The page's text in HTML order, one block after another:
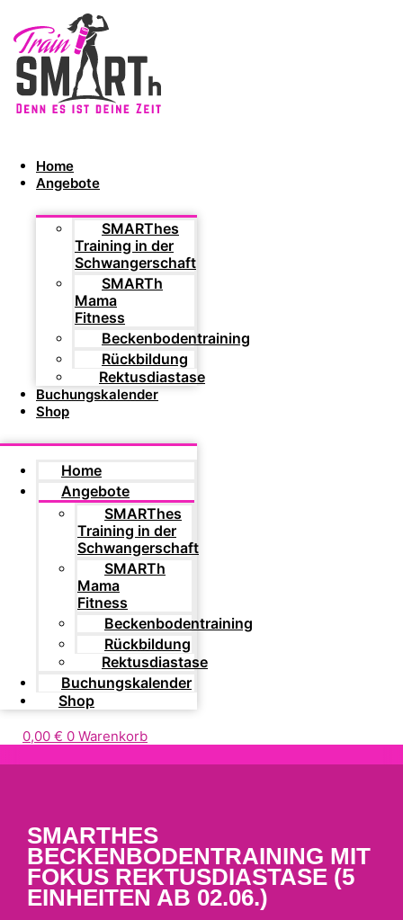
Home
Angebote
SMARThes
Training in der
Schwangerschaft
SMARTh
Mama
Fitness
Beckenbodentraining
Rückbildung
Rektusdiastase
Buchungskalender
Shop
Home
Angebote
SMARThes
Training in der
Schwangerschaft
SMARTh
Mama
Fitness
Beckenbodentraining
Rückbildung
Rektusdiastase
Buchungskalender
Shop
0,00 € 0 Warenkorb
SMARTHES
BECKENBODENTRAINING MIT
FOKUS REKTUSDIASTASE (5
EINHEITEN AB 02.06.)